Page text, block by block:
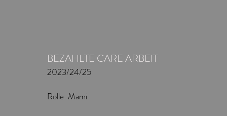
BEZAHLTE CARE ARBEIT
2023/24/25
Rolle: Mami